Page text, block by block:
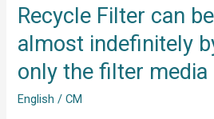
Recycle Filter can
almost indefinitely
only the filter media
English /CM
swapping
only
the
media